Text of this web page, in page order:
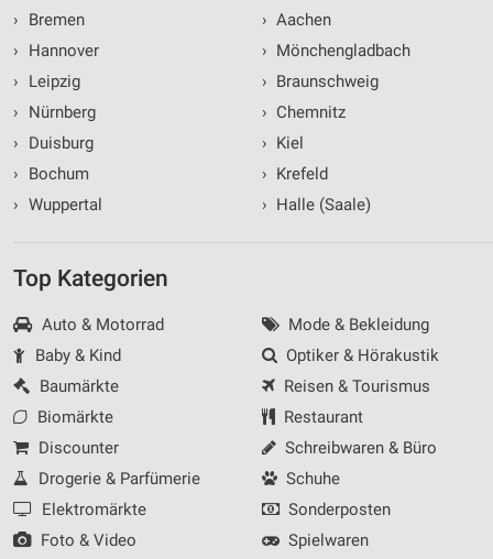
›
Bremen
›
Hannover
›
Leipzig
›
Nürnberg
›
Duisburg
›
Bochum
› Wuppertal
› Aachen
› Mönchengladbach
› Braunschweig
› Chemnitz
› Kiel
› Krefeld
› Halle (Saale)
Top Kategorien
Auto & Motorrad
Baby & Kind
Baumärkte
Biomärkte
Discounter
Drogerie & Parfümerie
Elektromärkte
Foto & Video
Mode & Bekleidung
Optiker & Hörakustik
Reisen & Tourismus
Restaurant
Schreibwaren & Büro
Schuhe
Sonderposten
Spielwaren